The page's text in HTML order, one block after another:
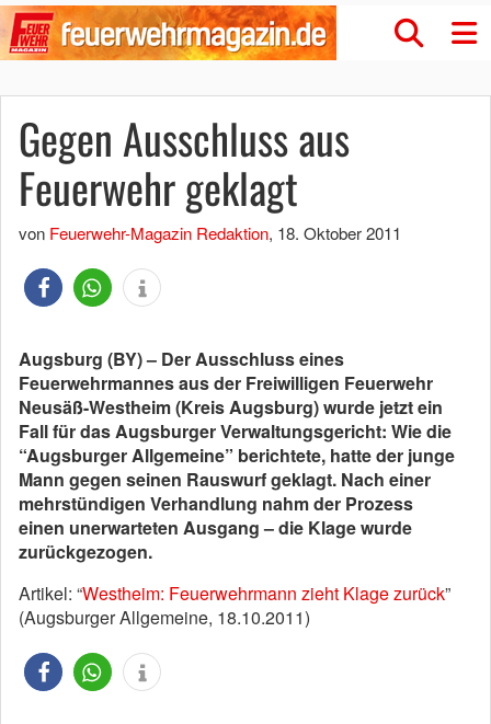
Gegen Ausschluss aus
Feuerwehr geklagt
von Feuerwehr-Magazin Redaktion, 18. Oktober 2011
Augsburg (BY) – Der Ausschluss eines
Feuerwehrmannes aus der Freiwilligen Feuerwehr
Neusäß-Westheim (Kreis Augsburg) wurde jetzt ein
Fall für das Augsburger Verwaltungsgericht: Wie die
“Augsburger Allgemeine” berichtete, hatte der junge
Mann gegen seinen Rauswurf geklagt. Nach einer
mehrstündigen Verhandlung nahm der Prozess
einen unerwarteten Ausgang – die Klage wurde
zurückgezogen.
Artikel: “Westheim: Feuerwehrmann zieht Klage zurück”
(Augsburger Allgemeine, 18.10.2011)